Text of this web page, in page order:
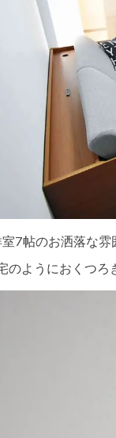
室7帖のお洒落な
のようにおくつ